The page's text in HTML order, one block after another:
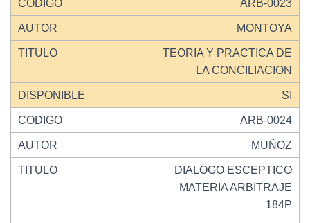
ARB-0023
MONTOYA
TEORIA Y PRACTICA DE
LA CONCILIACION
SI
ARB-0024
MUÑOZ
DIALOGO ESCEPTICO
MATERIA ARBITRAJE
184P